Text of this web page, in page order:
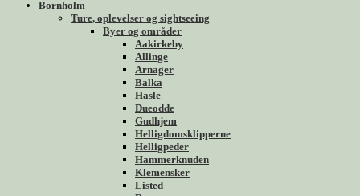
Bornholm
Ture, oplevelser og sightseeing
Byer og områder
Aakirkeby
Allinge
Arnager
Balka
Hasle
Dueodde
Gudhjem
Helligdomsklipperne
Helligpeder
Hammerknuden
Klemensker
Listed